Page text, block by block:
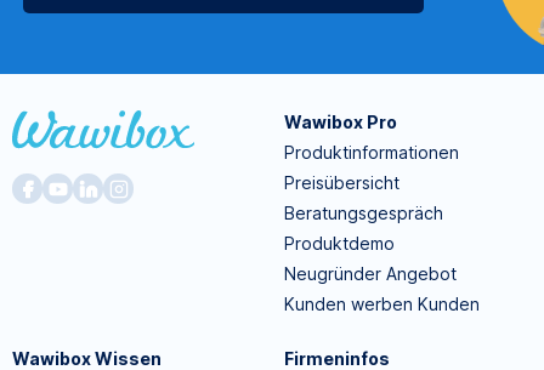
Wawibox Pro
Produktinformationen
Preisübersicht
Beratungsgespräch
Produktdemo
Neugründer Angebot
Kunden werben Kunden
Wawibox Wissen
Firmeninfos